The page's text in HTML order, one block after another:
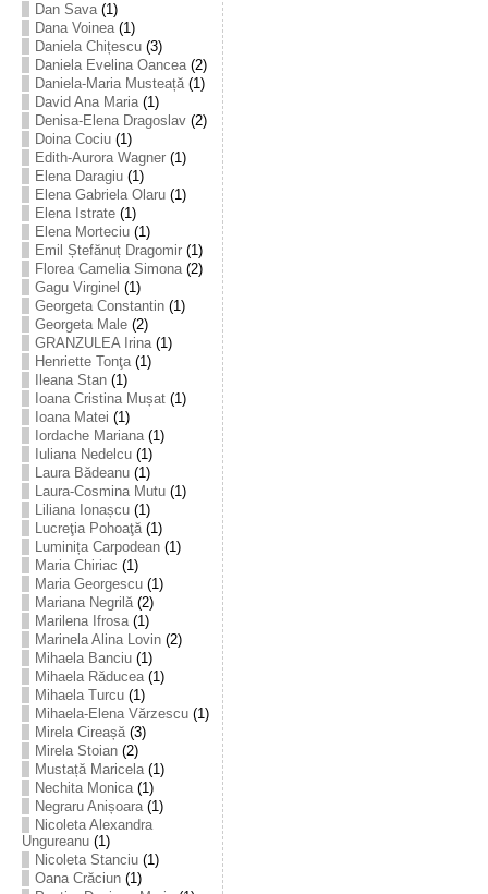
Dan Sava(1)
Dana Voinea(1)
Daniela Chițescu(3)
Daniela Evelina Oancea(2)
Daniela-Maria Musteață(1)
David Ana Maria(1)
Denisa-Elena Dragoslav(2)
Doina Cociu(1)
Edith-Aurora Wagner(1)
Elena Daragiu(1)
Elena Gabriela Olaru(1)
Elena Istrate(1)
Elena Morteciu(1)
Emil Ștefănuț Dragomir(1)
Florea Camelia Simona(2)
Gagu Virginel (1)
Georgeta Constantin(1)
Georgeta Male(2)
GRANZULEA Irina(1)
Henriette Tonţa(1)
Ileana Stan(1)
Ioana Cristina Mușat(1)
Ioana Matei (1)
Iordache Mariana(1)
Iuliana Nedelcu(1)
Laura Bădeanu(1)
Laura-Cosmina Mutu(1)
Liliana Ionașcu(1)
Lucreţia Pohoaţă(1)
Luminița Carpodean(1)
Maria Chiriac (1)
Maria Georgescu(1)
Mariana Negrilă(2)
Marilena Ifrosa(1)
Marinela Alina Lovin(2)
Mihaela Banciu(1)
Mihaela Răducea(1)
Mihaela Turcu(1)
Mihaela-Elena Vărzescu(1)
Mirela Cireașă(3)
Mirela Stoian(2)
Mustață Maricela(1)
Nechita Monica(1)
Negraru Anișoara(1)
Nicoleta Alexandra
Ungureanu(1)
Nicoleta Stanciu(1)
Oana Crăciun(1)